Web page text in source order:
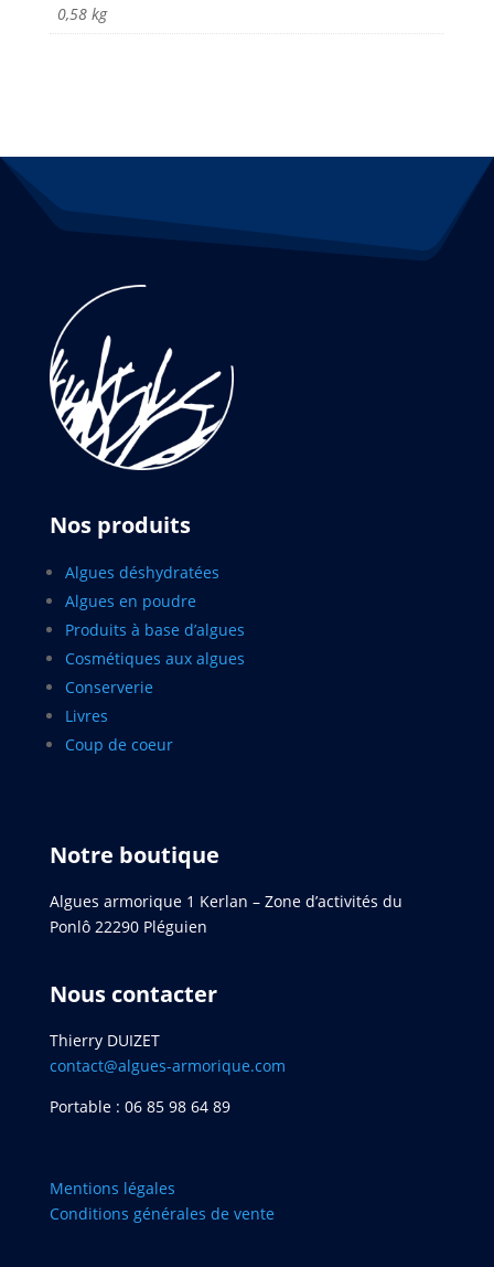
0,58 kg
Nos produits
Algues déshydratées
Algues en poudre
Produits à base d’algues
Cosmétiques aux algues
Conserverie
Livres
Coup de coeur
Notre boutique
Algues armorique 1 Kerlan – Zone d’activités du
Ponlô 22290 Pléguien
Nous contacter
Thierry DUIZET
contact@algues-armorique.com
Portable : 06 85 98 64 89
Mentions légales
Conditions générales de vente